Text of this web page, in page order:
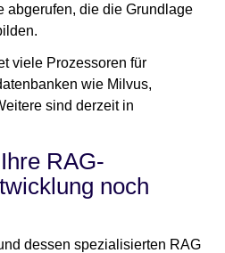
abgerufen, die die Grundlage
viele Prozessoren für
wie Milvus,
sind derzeit in
RAG-
noch
dessen spezialisierten RAG